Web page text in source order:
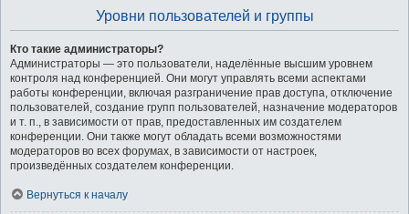
Уровни пользователей и группы
Кто такие администраторы?
Администраторы — это пользователи, наделённые высшим уровнем
контроля над конференцией. Они могут управлять всеми аспектами
работы конференции, включая разграничение прав доступа, отключение
пользователей, создание групп пользователей, назначение модераторов
и т. п., в зависимости от прав, предоставленных им создателем
конференции. Они также могут обладать всеми возможностями
модераторов во всех форумах, в зависимости от настроек,
произведённых создателем конференции.
Вернуться к началу